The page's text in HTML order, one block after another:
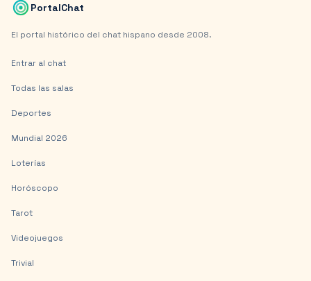
PortalChat
El portal histórico del chat hispano desde 2008.
Entrar al chat
Todas las salas
Deportes
Mundial 2026
Loterías
Horóscopo
Tarot
Videojuegos
Trivial